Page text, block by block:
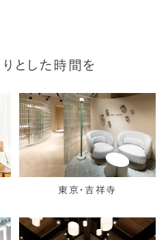
とした時間を
東京・吉祥寺